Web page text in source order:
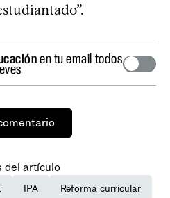
en tu email todos
del artículo
IPA Reforma curricular